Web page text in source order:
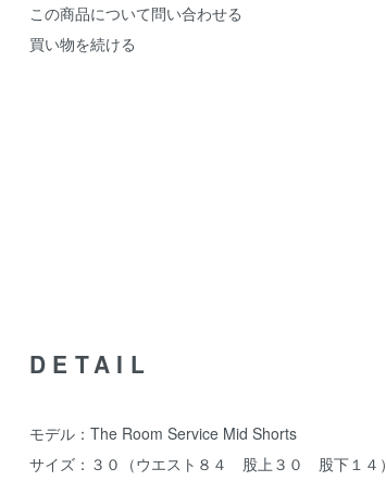
この商品について問い合わせる
買い物を続ける
DETAIL
モデル：The Room Service Mid Shorts
サイズ：３０（ウエスト８４ 股上３０ 股下１４）